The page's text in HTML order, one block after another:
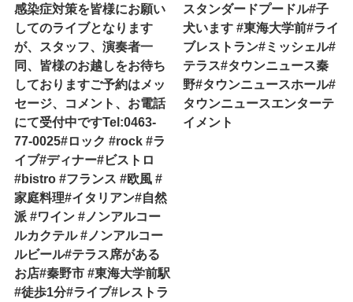
感染症対策を皆様にお願い
してのライブとなります
が、スタッフ、演奏者一
同、皆様のお越しをお待ち
しておりますご予約はメッ
セージ、コメント、お電話
にて受付中ですTel:0463-
77-0025#ロック #rock #ラ
イブ#ディナー#ビストロ
#bistro #フランス #欧風 #
家庭料理#イタリアン#自然
派 #ワイン #ノンアルコー
ルカクテル #ノンアルコー
ルビール#テラス席がある
お店#秦野市 #東海大学前駅
#徒歩1分#ライブ#レストラ
スタンダードプードル#子
犬います #東海大学前#ライ
ブレストラン#ミッシェル#
テラス#タウンニュース秦
野#タウンニュースホール#
タウンニュースエンターテ
イメント